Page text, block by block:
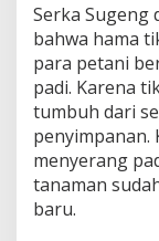
Serka Sugeng
bahwa hama
para petani
padi. Karena
tumbuh dari
penyimpanan.
menyerang
tanaman
baru.